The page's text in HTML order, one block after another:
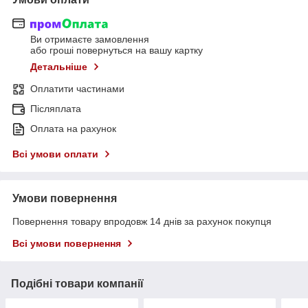
Ви отримаєте замовлення
або гроші повернуться на вашу картку
Детальніше
Оплатити частинами
Післяплата
Оплата на рахунок
Всі умови оплати
Умови повернення
Повернення товару впродовж 14 днів за рахунок покупця
Всі умови повернення
Подібні товари компанії